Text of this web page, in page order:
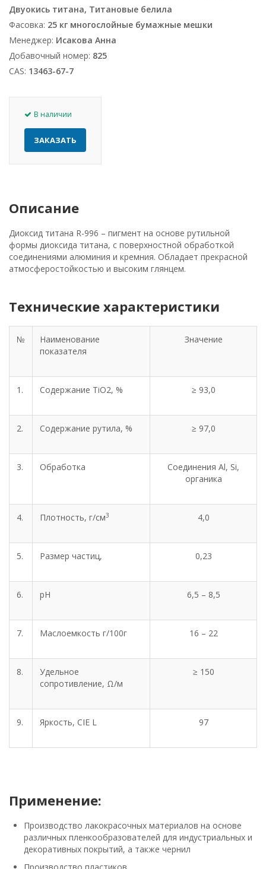
Двуокись титана, Титановые белила
Фасовка: 25 кг многослойные бумажные мешки
Менеджер: Исакова Анна
Добавочный номер: 825
CAS: 13463-67-7
В наличии
ЗАКАЗАТЬ
Описание
Диоксид титана R-996 – пигмент на основе рутильной
формы диоксида титана, с поверхностной обработкой
соединениями алюминия и кремния. Обладает прекрасной
атмосферостойкостью и высоким глянцем.
Технические характеристики
№
Наименование
показателя
Значение
1. Содержание TiO2, % ≥ 93,0
2. Содержание рутила, % ≥ 97,0
3. Обработка
Соединения Al, Si,
органика
4. Плотность, г/см3 4,0
5. Размер частиц, 0,23
6. pH 6,5 – 8,5
7. Маслоемкость г/100г 16 – 22
8.
Удельное
сопротивление, Ω/м
≥ 150
9. Яркость, CIE L 97
Применение:
Производство лакокрасочных материалов на основе
различных пленкообразователей для индустриальных и
декоративных покрытий, а также чернил